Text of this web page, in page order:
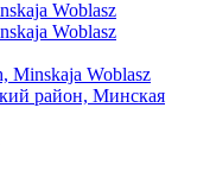
Minskaja Woblasz
район, Минская